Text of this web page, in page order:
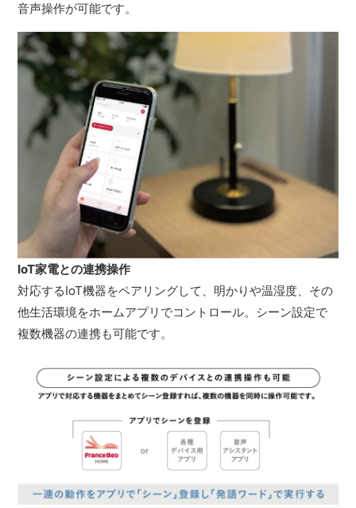
音声操作が可能です。
IoT家電との連携操作
対応するIoT機器をペアリングして、明かりや温湿度、その
他生活環境をホームアプリでコントロール。シーン設定で
複数機器の連携も可能です。